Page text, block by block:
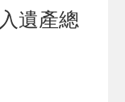
遺產總